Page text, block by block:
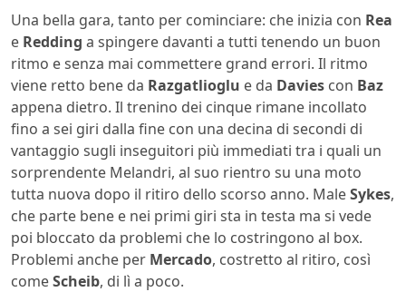
Una bella gara, tanto per cominciare: che inizia con Rea
e Redding a spingere davanti a tutti tenendo un buon
ritmo e senza mai commettere grand errori. Il ritmo
viene retto bene da Razgatlioglu e da Davies con Baz
appena dietro. Il trenino dei cinque rimane incollato
fino a sei giri dalla fine con una decina di secondi di
vantaggio sugli inseguitori più immediati tra i quali un
sorprendente Melandri, al suo rientro su una moto
tutta nuova dopo il ritiro dello scorso anno. MaleSykes,
che parte bene e nei primi giri sta in testa ma si vede
poi bloccato da problemi che lo costringono al box.
Problemi anche per Mercado, costretto al ritiro, così
comeScheib, di lì a poco.